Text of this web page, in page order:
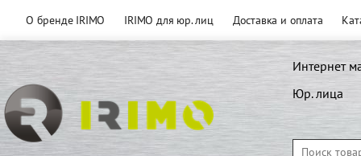
О бренде IRIMO IRIMO для юр. лиц Доставка и оплата
Интернет
Юр. лица